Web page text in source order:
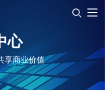
心
享商业价值